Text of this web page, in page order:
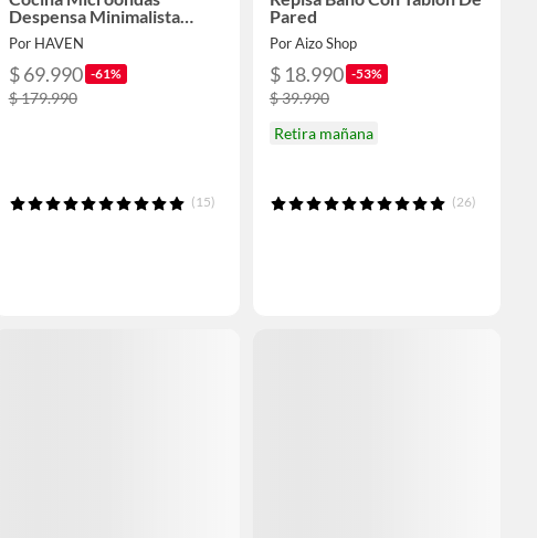
Despensa Minimalista
98×30×80cm Marrón
Por HAVEN
$ 69.990 -61%
$ 179.990
(15)
Pared
Por Aizo Shop
$ 18.990 -53%
$ 39.990
Retira mañana
(26)